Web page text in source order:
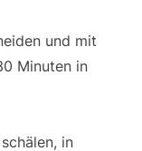
und mit
Minuten in
in